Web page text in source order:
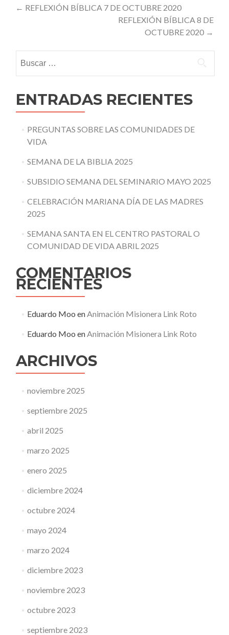
Post
← REFLEXIÓN BÍBLICA 7 DE OCTUBRE 2020
REFLEXIÓN BÍBLICA 8 DE
OCTUBRE 2020 →
ENTRADAS RECIENTES
PREGUNTAS SOBRE LAS COMUNIDADES DE
VIDA
SEMANA DE LA BIBLIA 2025
SUBSIDIO SEMANA DEL SEMINARIO MAYO 2025
CELEBRACIÓN MARIANA DÍA DE LAS MADRES
2025
SEMANA SANTA EN EL CENTRO PASTORAL O
COMUNIDAD DE VIDA ABRIL 2025
COMENTARIOS
RECIENTES
Eduardo Moo enAnimación Misionera Link Roto
Eduardo Moo enAnimación Misionera Link Roto
ARCHIVOS
noviembre 2025
septiembre 2025
abril 2025
marzo 2025
enero 2025
diciembre 2024
octubre 2024
mayo 2024
marzo 2024
diciembre 2023
noviembre 2023
octubre 2023
septiembre 2023